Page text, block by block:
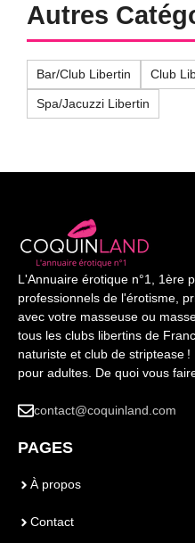
Autres
Bar/Club Libertin Club
Spa/Jacuzzi Libertin
L'Annuaire érotique n°1, 1ère
professionnels de l'érotisme,
avec votre masseuse ou
tous les clubs libertins de
naturiste et club de striptease !
pour adultes. De quoi vous
contact@coquinland.com
PAGES
À propos
Contact